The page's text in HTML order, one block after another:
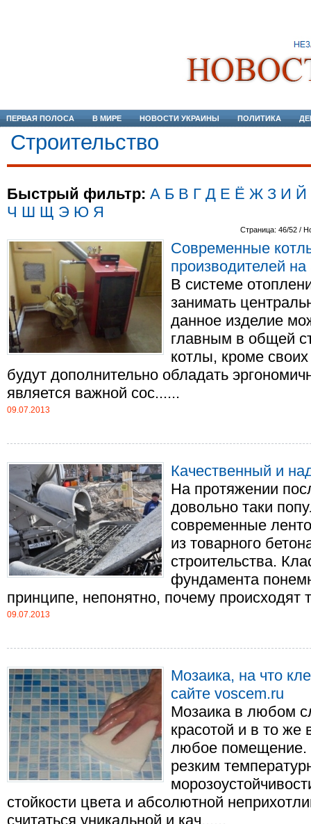
ПЕРВАЯ ПОЛОСА В МИРЕ НОВОСТИ УКРАИНЫ ПОЛИТИКА
Строительство
Быстрый фильтр: А Б В Г Д Е Ё Ж З И Й
Ч Ш Щ Э Ю Я
Страница: 46/52 /
Современные
производителей
В системе
занимать
данное изделие
главным в общей
котлы, кроме
будут дополнительно обладать
является важной сос......
09.07.2013
Качественный и
На протяжении
довольно таки
современные
из товарного
строительства.
фундамента
принципе, непонятно, почему происходят
09.07.2013
Мозаика, на что
сайте voscem.ru
Мозаика в любом
красотой и в то
любое помещение.
резким
стойкости цвета и абсолютной
считаться уникальной и кач......